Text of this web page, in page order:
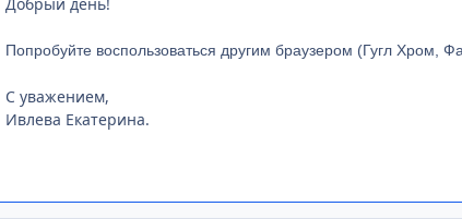
Добрый день!
Попробуйте воспользоваться другим браузером (Гугл Хром,
С уважением,
Ивлева Екатерина.